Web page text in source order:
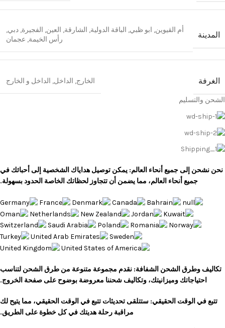
المدينة أم القيوين, ابو ظبي, الباقة الدولية, الشارقة, العين, الفجيرة, دبي,
رأس الخيمة, عجمان
الغرفة الخارج, الداخل, الداخل و الخارج
الشحن والتسليم
نحن نشحن إلى جميع أنحاء العالم: يمكن توصيل هداياك الشخصية إلى أحبائك في
جميع أنحاء العالم، مما يضمن أن تتجاوز لحظاتك الخاصة الحدود بسهولة.
تكاليف وطرق الشحن الشفافة: نقدم مجموعة متنوعة من طرق الشحن لتناسب
احتياجاتك وميزانيتك، وتكاليف شحننا معروضة بوضوح على صفحة الخروج.
تتبع في الوقت الحقيقي: ستتلقى تحديثات تتبع في الوقت الحقيقي، مما يتيح لك
مراقبة رحلة هديتك في كل خطوة على الطريق.